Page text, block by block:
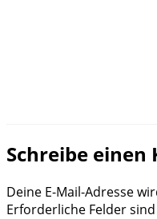
Schreibe
Deine E-Mail-Adresse
Erforderliche Felder